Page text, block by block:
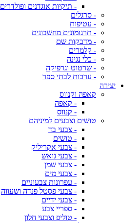
- תיקיות אוגדנים ופולדרים
- סרגלים
- עטיפות
- תרגומונים מחשבונים
- מדבקות שם
- קלמרים
- כלי נגינה
- שרטוט וגרפיקה
- ערכות לבתי ספר
יצירה
קאפה וקנווס
- קאפה
- קנווס
טושים וצבעים למיניהם
- צבעי בד
- טושים
- צבעי אקריליק
- צבעי גואש
- צבעי שמן
- צבעי מים
- עפרונות צבעוניים
- צבעי פסטל פנדה ושעווה
- צבעי ידיים
- ספריי צבע
- טוליפ וצבעי חלון